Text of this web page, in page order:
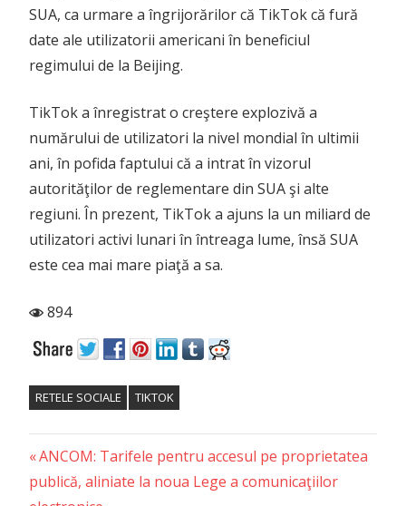
SUA, ca urmare a îngrijorărilor că TikTok că fură
date ale utilizatorii americani în beneficiul
regimului de la Beijing.
TikTok a înregistrat o creştere explozivă a
numărului de utilizatori la nivel mondial în ultimii
ani, în pofida faptului că a intrat în vizorul
autorităţilor de reglementare din SUA şi alte
regiuni. În prezent, TikTok a ajuns la un miliard de
utilizatori activi lunari în întreaga lume, însă SUA
este cea mai mare piaţă a sa.
894
RETELE SOCIALE TIKTOK
Post
navigation
Previous
Post:
ANCOM: Tarifele pentru accesul pe proprietatea
publică, aliniate la noua Lege a comunicaţiilor